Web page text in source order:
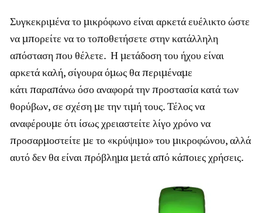
Συγκεκριμένα το μικρόφωνο είναι αρκετά ευέλικτο ώστε
να μπορείτε να το τοποθετήσετε στην κατάλληλη
απόσταση που θέλετε. Η μετάδοση του ήχου είναι
αρκετά καλή, σίγουρα όμως θα περιμέναμε
κάτι παραπάνω όσο αναφορά την προστασία κατά των
θορύβων, σε σχέση με την τιμή τους. Τέλος να
αναφέρουμε ότι ίσως χρειαστείτε λίγο χρόνο να
προσαρμοστείτε με το «κρύψιμο» του μικροφώνου, αλλά
αυτό δεν θα είναι πρόβλημα μετά από κάποιες χρήσεις.